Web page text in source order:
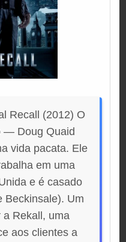
Recall (2012) O
— Doug Quaid
vida pacata. Ele
em uma
e é casado
Beckinsale). Um
Rekall, uma
aos clientes a